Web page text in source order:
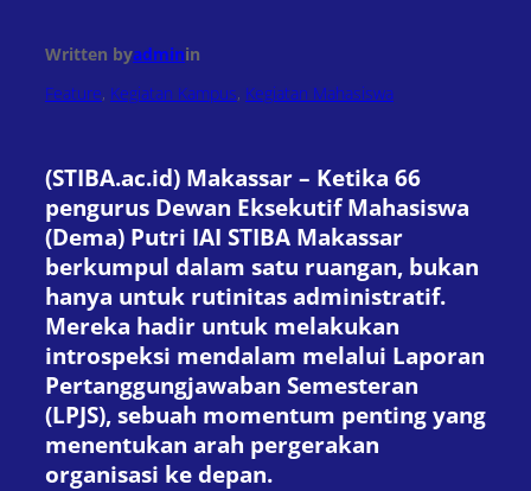
Written byadminin
Feature, Kegiatan Kampus, Kegiatan Mahasiswa
(STIBA.ac.id) Makassar – Ketika 66
pengurus Dewan Eksekutif Mahasiswa
(Dema) Putri IAI STIBA Makassar
berkumpul dalam satu ruangan, bukan
hanya untuk rutinitas administratif.
Mereka hadir untuk melakukan
introspeksi mendalam melalui Laporan
Pertanggungjawaban Semesteran
(LPJS), sebuah momentum penting yang
menentukan arah pergerakan
organisasi ke depan.